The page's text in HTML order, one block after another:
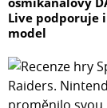
Sdílení s rodinou
Protokol
chytrým
různých
Live podporuje
model